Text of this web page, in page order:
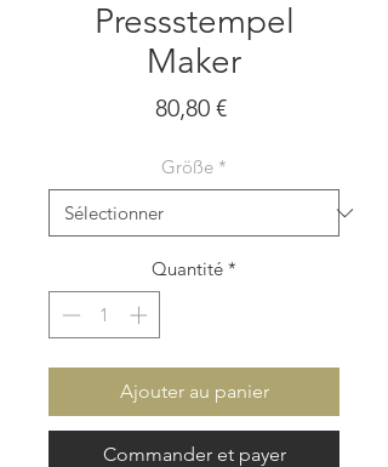
Pressstempel
Maker
80,80 €Prix
Größe *
Quantité *
Ajouter au panier
Commander et payer